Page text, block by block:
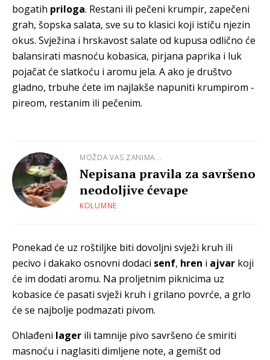
bogatih priloga. Restani ili pečeni krumpir, zapečeni
grah, šopska salata, sve su to klasici koji ističu njezin
okus. Svježina i hrskavost salate od kupusa odlično će
balansirati masnoću kobasica, pirjana paprika i luk
pojačat će slatkoću i aromu jela. A ako je društvo
gladno, trbuhe ćete im najlakše napuniti krumpirom -
pireom, restanim ili pečenim.
MOŽDA VAS ZANIMA...
Nepisana pravila za savršeno
neodoljive ćevape
KOLUMNE
Ponekad će uz roštiljke biti dovoljni svježi kruh ili
pecivo i dakako osnovni dodaci senf, hren i ajvar koji
će im dodati aromu. Na proljetnim piknicima uz
kobasice će pasati svježi kruh i grilano povrće, a grlo
će se najbolje podmazati pivom.
Ohlađeni lager ili tamnije pivo savršeno će smiriti
masnoću i naglasiti dimljene note, a gemišt od